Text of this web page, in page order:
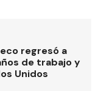
regresó a
de trabajo y
Unidos